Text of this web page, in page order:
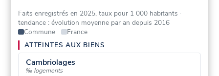
Faits enregistrés en 2025, taux pour 1 000 habitants ·
tendance : évolution moyenne par an depuis 2016
Commune
France
ATTEINTES AUX BIENS
Cambriolages
‰ logements